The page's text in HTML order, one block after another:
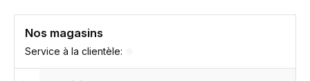
Nos magasins
Service à la clientèle: